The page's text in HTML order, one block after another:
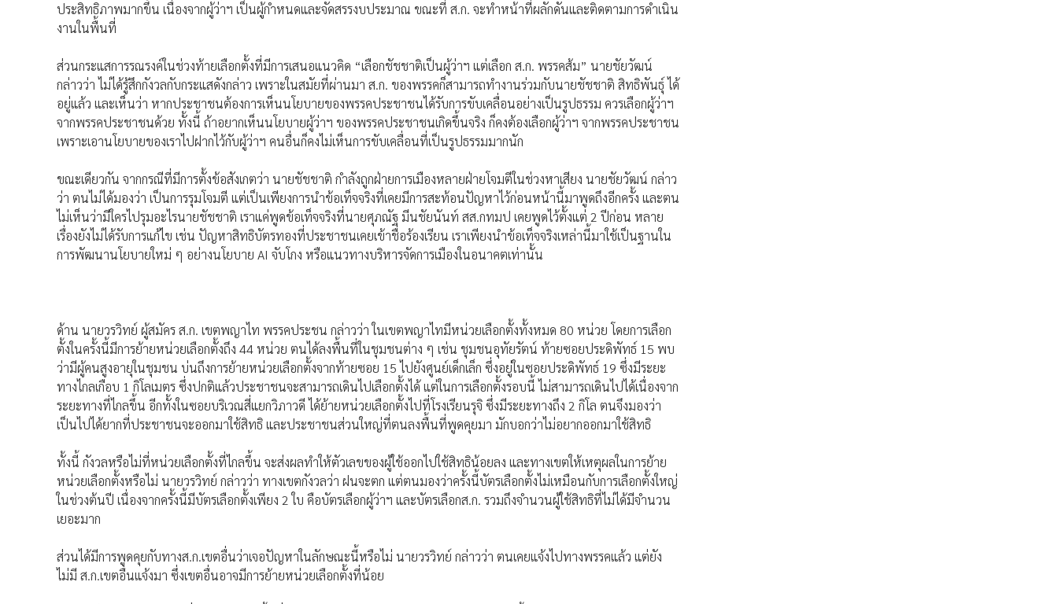
ประสิทธิภาพมากขึ้น เนื่องจากผู้ว่าฯ เป็นผู้กำหนดและจัดสรรงบประมาณ ขณะที่ ส.ก. จะทำหน้าที่ผลักดันและติดตามการดำเนิน
งานในพื้นที่
ส่วนกระแสการรณรงค์ในช่วงท้ายเลือกตั้งที่มีการเสนอแนวคิด “เลือกชัชชาติเป็นผู้ว่าฯ แต่เลือก ส.ก. พรรคส้ม” นายชัยวัฒน์
กล่าวว่า ไม่ได้รู้สึกกังวลกับกระแสดังกล่าว เพราะในสมัยที่ผ่านมา ส.ก. ของพรรคก็สามารถทำงานร่วมกับนายชัชชาติ สิทธิพันธุ์ ได้
อยู่แล้ว และเห็นว่า หากประชาชนต้องการเห็นนโยบายของพรรคประชาชนได้รับการขับเคลื่อนอย่างเป็นรูปธรรม ควรเลือกผู้ว่าฯ
จากพรรคประชาชนด้วย ทั้งนี้ ถ้าอยากเห็นนโยบายผู้ว่าฯ ของพรรคประชาชนเกิดขึ้นจริง ก็คงต้องเลือกผู้ว่าฯ จากพรรคประชาชน
เพราะเอานโยบายของเราไปฝากไว้กับผู้ว่าฯ คนอื่นก็คงไม่เห็นการขับเคลื่อนที่เป็นรูปธรรมมากนัก
ขณะเดียวกัน จากกรณีที่มีการตั้งข้อสังเกตว่า นายชัชชาติ กำลังถูกฝ่ายการเมืองหลายฝ่ายโจมตีในช่วงหาเสียง นายชัยวัฒน์ กล่าว
ว่า ตนไม่ได้มองว่า เป็นการรุมโจมตี แต่เป็นเพียงการนำข้อเท็จจริงที่เคยมีการสะท้อนปัญหาไว้ก่อนหน้านี้มาพูดถึงอีกครั้ง และตน
ไม่เห็นว่ามีใครไปรุมอะไรนายชัชชาติ เราแค่พูดข้อเท็จจริงที่นายศุภณัฐ มีนชัยนันท์ สส.กทมป เคยพูดไว้ตั้งแต่ 2 ปีก่อน หลาย
เรื่องยังไม่ได้รับการแก้ไข เช่น ปัญหาสิทธิบัตรทองที่ประชาชนเคยเข้าชื่อร้องเรียน เราเพียงนำข้อเท็จจริงเหล่านี้มาใช้เป็นฐานใน
การพัฒนานโยบายใหม่ ๆ อย่างนโยบาย AI จับโกง หรือแนวทางบริหารจัดการเมืองในอนาคตเท่านั้น
ด้าน นายวรวิทย์ ผู้สมัคร ส.ก. เขตพญาไท พรรคประชน กล่าวว่า ในเขตพญาไทมีหน่วยเลือกตั้งทั้งหมด 80 หน่วย โดยการเลือก
ตั้งในครั้งนี้มีการย้ายหน่วยเลือกตั้งถึง 44 หน่วย ตนได้ลงพื้นที่ในชุมชนต่าง ๆ เช่น ชุมชนอุทัยรัตน์ ท้ายซอยประดิพัทธ์ 15 พบ
ว่ามีผู้คนสูงอายุในชุมชน บ่นถึงการย้ายหน่วยเลือกตั้งจากท้ายซอย 15 ไปยังศูนย์เด็กเล็ก ซึ่งอยู่ในซอยประดิพัทธ์ 19 ซึ่งมีระยะ
ทางไกลเกือบ 1 กิโลเมตร ซึ่งปกติแล้วประชาชนจะสามารถเดินไปเลือกตั้งได้ แต่ในการเลือกตั้งรอบนี้ ไม่สามารถเดินไปได้เนื่องจาก
ระยะทางที่ไกลขึ้น อีกทั้งในซอยบริเวณสี่แยกวิภาวดี ได้ย้ายหน่วยเลือกตั้งไปที่โรงเรียนรุจิ ซึ่งมีระยะทางถึง 2 กิโล ตนจึงมองว่า
เป็นไปได้ยากที่ประชาชนจะออกมาใช้สิทธิ และประชาชนส่วนใหญ่ที่ตนลงพื้นที่พูดคุยมา มักบอกว่าไม่อยากออกมาใช้สิทธิ
ทั้งนี้ กังวลหรือไม่ที่หน่วยเลือกตั้งที่ไกลขึ้น จะส่งผลทำให้ตัวเลขของผู้ใช้ออกไปใช้สิทธิน้อยลง และทางเขตให้เหตุผลในการย้าย
หน่วยเลือกตั้งหรือไม่ นายวรวิทย์ กล่าวว่า ทางเขตกังวลว่า ฝนจะตก แต่ตนมองว่าครั้งนี้บัตรเลือกตั้งไม่เหมือนกับการเลือกตั้งใหญ่
ในช่วงต้นปี เนื่องจากครั้งนี้มีบัตรเลือกตั้งเพียง 2 ใบ คือบัตรเลือกผู้ว่าฯ และบัตรเลือกส.ก. รวมถึงจำนวนผู้ใช้สิทธิที่ไม่ได้มีจำนวน
เยอะมาก
ส่วนได้มีการพูดคุยกับทางส.ก.เขตอื่นว่าเจอปัญหาในลักษณะนี้หรือไม่ นายวรวิทย์ กล่าวว่า ตนเคยแจ้งไปทางพรรคแล้ว แต่ยัง
ไม่มี ส.ก.เขตอื่นแจ้งมา ซึ่งเขตอื่นอาจมีการย้ายหน่วยเลือกตั้งที่น้อย